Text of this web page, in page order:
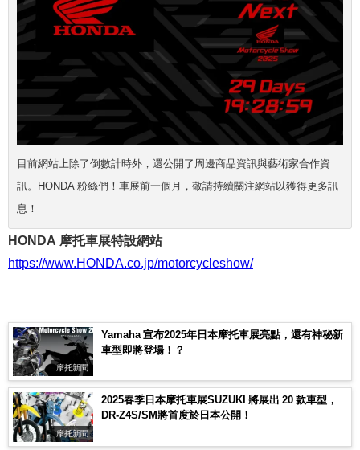
目前網站上除了倒數計時外，還公開了周邊商品資訊與藝術家合作資
訊。HONDA 粉絲們！車展前一個月，敬請持續關注網站以獲得更多訊
息！
HONDA 摩托車展特設網站
https://www.HONDA.co.jp/motorcycleshow/
摩托新聞
Yamaha 宣布2025年日本摩托車展亮點，還有神秘新
車型即將登場！？
摩托新聞
2025春季日本摩托車展SUZUKI 將展出 20 款車型，
DR-Z4S/SM將首度於日本公開！